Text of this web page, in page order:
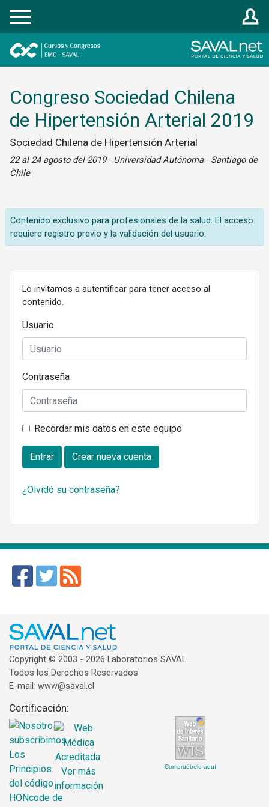
Registrarse
Congreso Sociedad Chilena
de Hipertensión Arterial 2019
Sociedad Chilena de Hipertensión Arterial
22 al 24 agosto del 2019 - Universidad Autónoma - Santiago de
Chile
Contenido exclusivo para profesionales de la salud. El acceso
requiere registro previo y la validación del usuario.
Lo invitamos a autentificar para tener acceso al
contenido.
Usuario
Contraseña
Recordar mis datos en este equipo
Entrar Crear nueva cuenta
¿Olvidó su contraseña?
Copyright © 2003 - 2026 Laboratorios SAVAL
Todos los Derechos Reservados
E-mail: www@saval.cl
Certificación:
Compruébelo aquí